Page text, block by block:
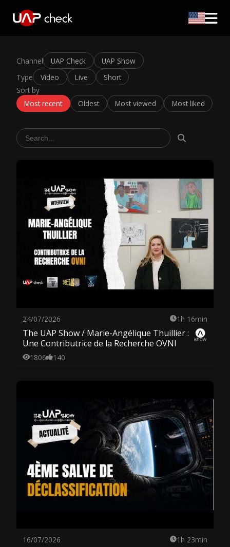
Channel UAP Check
UAP Show
Type
Video Live
Short
Sort by
Most recent
Oldest Most viewed Most liked
24/07/2026 1h 16min
The UAP Show / Marie-Angélique Thuillier :
Une Contributrice de la Recherche OVNI
1806 140
16/07/2026 1h 23min